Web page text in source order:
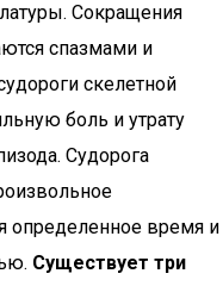
Сокращения
спазмами и
скелетной
боль и утрату
Судорога
определенное время и
Существует три